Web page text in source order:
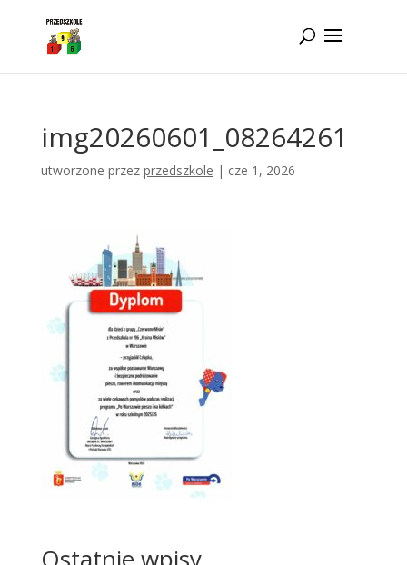
img20260601_08264261
utworzone przez przedszkole | cze 1, 2026